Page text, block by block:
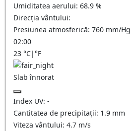
Umiditatea aerului: 68.9 %
Direcția vântului:
Presiunea atmosferică: 760 mm/Hg
02:00
23 °C|°F
Slab înnorat
Index UV: -
Cantitatea de precipitații: 1.9 mm
Viteza vântului: 4.7 m/s